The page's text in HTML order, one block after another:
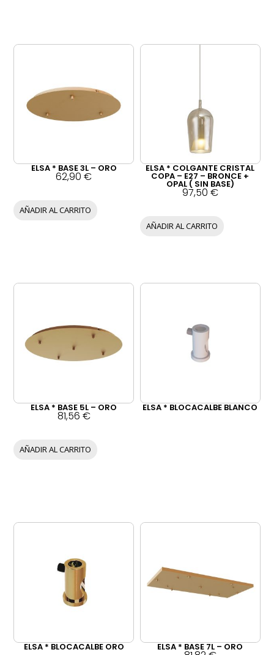
ELSA * BASE 3L – ORO
62,90€
AÑADIR AL CARRITO
ELSA * COLGANTE CRISTAL
COPA – E27 – BRONCE +
OPAL ( SIN BASE)
97,50 €
AÑADIR AL CARRITO
ELSA * BASE 5L – ORO
81,56 €
AÑADIR AL CARRITO
ELSA * BLOCACALBE BLANCO
ELSA * BLOCACALBE ORO ELSA * BASE 7L – ORO